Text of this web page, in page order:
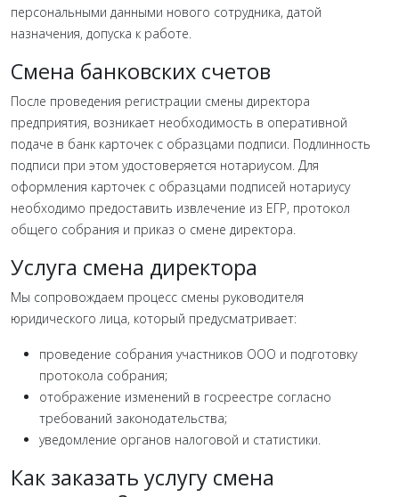
персональными данными нового сотрудника, датой
назначения, допуска к работе.
Смена банковских счетов
После проведения регистрации смены директора
предприятия, возникает необходимость в оперативной
подаче в банк карточек с образцами подписи. Подлинность
подписи при этом удостоверяется нотариусом. Для
оформления карточек с образцами подписей нотариусу
необходимо предоставить извлечение из ЕГР, протокол
общего собрания и приказ о смене директора.
Услуга смена директора
Мы сопровождаем процесс смены руководителя
юридического лица, который предусматривает:
проведение собрания участников ООО и подготовку
протокола собрания;
отображение изменений в госреестре согласно
требований законодательства;
уведомление органов налоговой и статистики.
Как заказать услугу смена